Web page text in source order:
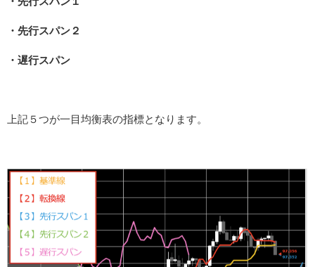
・先行スパン２
・遅行スパン
上記５つが一目均衡表の指標となります。